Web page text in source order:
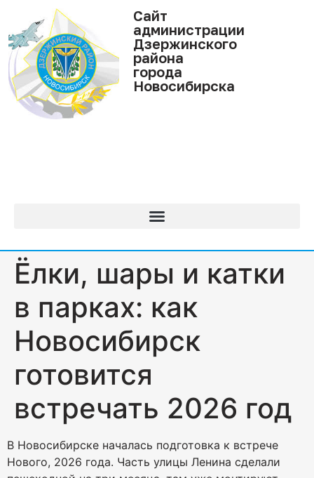
Cайт
администрации
Дзержинского
района
города
Новосибирска
Ёлки, шары и катки
в парках: как
Новосибирск
готовится
встречать 2026 год
В Новосибирске началась подготовка к встрече
Нового, 2026 года. Часть улицы Ленина сделали